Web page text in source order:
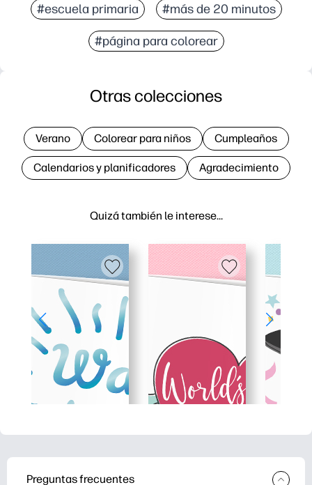
#escuela primaria #más de 20 minutos
#página para colorear
Quizá también le interese…
Otras colecciones
Verano Colorear para niños Cumpleaños
Calendarios y planificadores Agradecimiento
Preguntas frecuentes